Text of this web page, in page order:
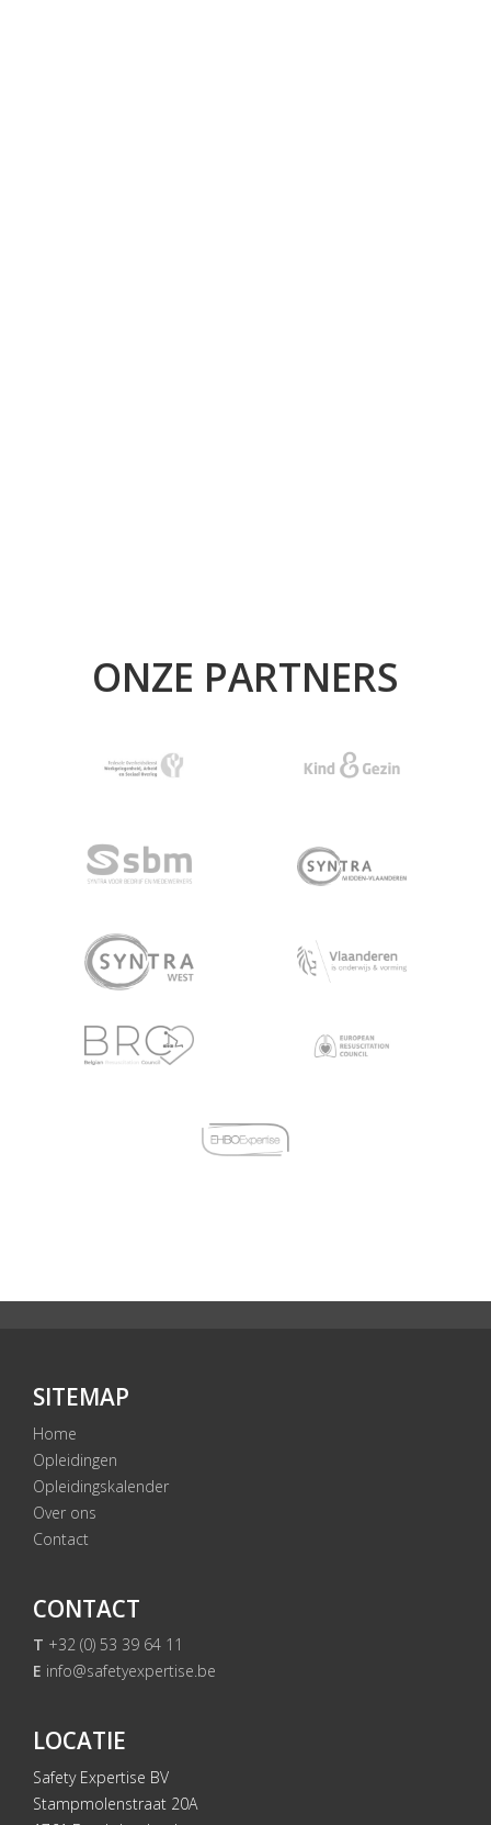
ONZE PARTNERS
SITEMAP
Home
Opleidingen
Opleidingskalender
Over ons
Contact
CONTACT
T +32 (0) 53 39 64 11
E info@safetyexpertise.be
LOCATIE
Safety Expertise BV
Stampmolenstraat 20A